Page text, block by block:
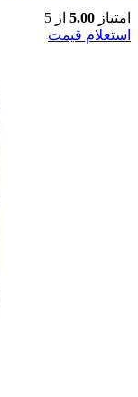
امتیاز 5.00 از 5
استعلام قیمت